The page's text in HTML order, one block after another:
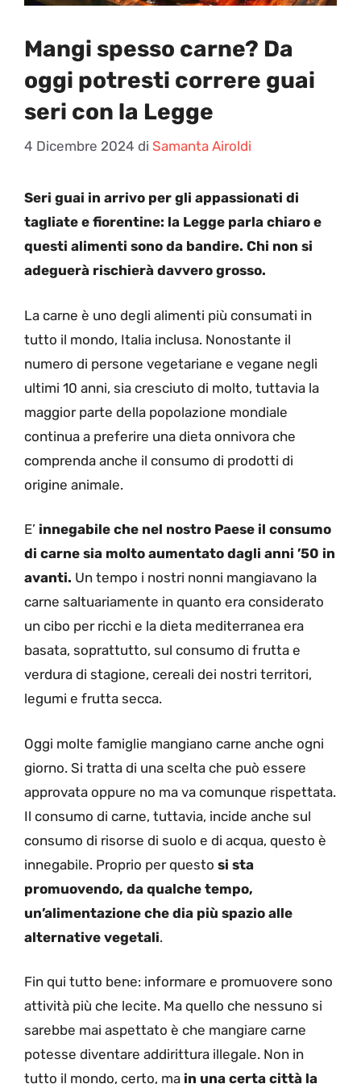
Mangi spesso carne? Da
oggi potresti correre guai
seri con la Legge
4 Dicembre 2024 di Samanta Airoldi
Seri guai in arrivo per gli appassionati di
tagliate e fiorentine: la Legge parla chiaro e
questi alimenti sono da bandire. Chi non si
adeguerà rischierà davvero grosso.
La carne è uno degli alimenti più consumati in
tutto il mondo, Italia inclusa. Nonostante il
numero di persone vegetariane e vegane negli
ultimi 10 anni, sia cresciuto di molto, tuttavia la
maggior parte della popolazione mondiale
continua a preferire una dieta onnivora che
comprenda anche il consumo di prodotti di
origine animale.
E’ innegabile che nel nostro Paese il consumo
di carne sia molto aumentato dagli anni ’50 in
avanti. Un tempo i nostri nonni mangiavano la
carne saltuariamente in quanto era considerato
un cibo per ricchi e la dieta mediterranea era
basata, soprattutto, sul consumo di frutta e
verdura di stagione, cereali dei nostri territori,
legumi e frutta secca.
Oggi molte famiglie mangiano carne anche ogni
giorno. Si tratta di una scelta che può essere
approvata oppure no ma va comunque rispettata.
Il consumo di carne, tuttavia, incide anche sul
consumo di risorse di suolo e di acqua, questo è
innegabile. Proprio per questo si sta
promuovendo, da qualche tempo,
un’alimentazione che dia più spazio alle
alternative vegetali.
Fin qui tutto bene: informare e promuovere sono
attività più che lecite. Ma quello che nessuno si
sarebbe mai aspettato è che mangiare carne
potesse diventare addirittura illegale. Non in
tutto il mondo, certo, ma in una certa città la